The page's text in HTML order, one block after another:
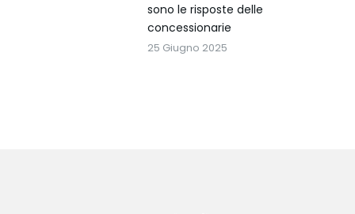
sono le risposte delle
concessionarie
25 Giugno 2025